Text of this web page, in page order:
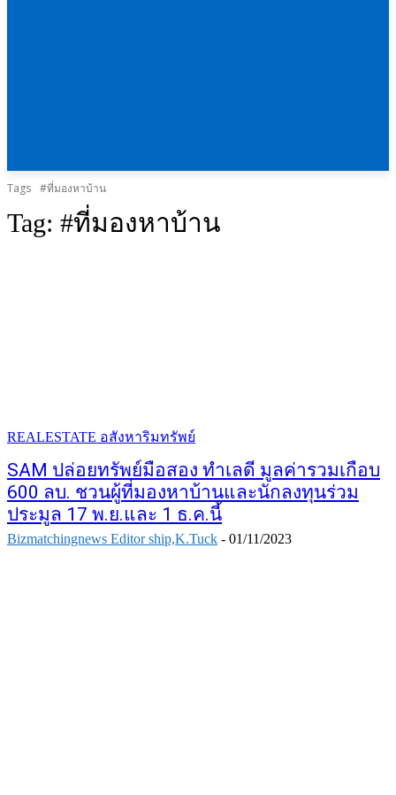
Tags #ที่มองหาบ้าน
Tag: #ที่มองหาบ้าน
REALESTATE อสังหาริมทรัพย์
SAM ปล่อยทรัพย์มือสอง ทำเลดี มูลค่ารวมเกือบ
600 ลบ. ชวนผู้ที่มองหาบ้านและนักลงทุนร่วม
ประมูล 17 พ.ย.และ 1 ธ.ค.นี้
Bizmatchingnews Editor ship,K.Tuck - 01/11/2023